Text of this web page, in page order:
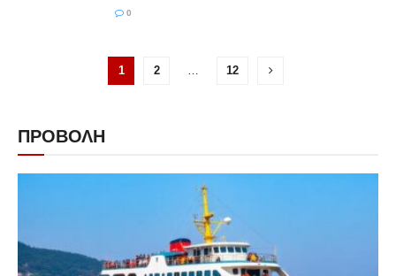
0
1 2 … 12
ΠΡΟΒΟΛΗ